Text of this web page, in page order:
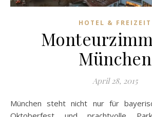
HOTEL & FREIZEIT
München
April 28, 2015
München steht nicht nur für bayerische Lebensfreude,